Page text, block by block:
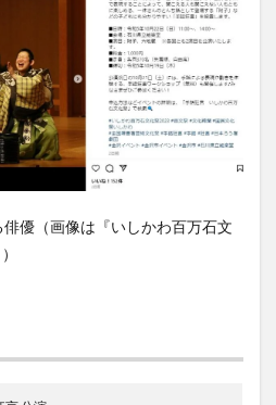
優（画像は『いしかわ百万石文